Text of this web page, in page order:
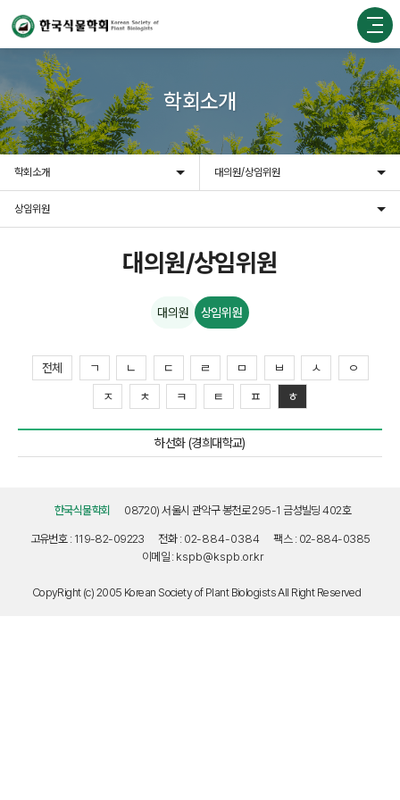
학회소개
학회소개 대의원/상임위원
상임위원
대의원/상임위원
대의원 상임위원
전체 ㄱ ㄴ ㄷ ㄹ ㅁ ㅂ ㅅ
ㅇ
ㅈ
ㅊ ㅋ ㅌ ㅍ ㅎ
하선화 (경희대학교)
한국식물학회 08720) 서울시 관악구 봉천로 295-1 금성빌딩 402호
고유번호 : 119-82-09223 전화 : 02-884-0384
팩스 : 02-884-0385
이메일 : kspb@kspb.or.kr
CopyRight (c) 2005 Korean Society of Plant Biologists All Right Reserved